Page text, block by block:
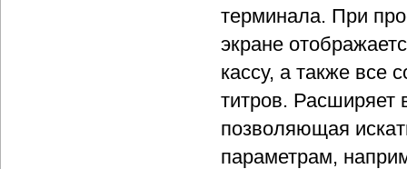
терминала. При
экране
кассу, а также все
титров. Расширяет
позволяющая
параметрам,